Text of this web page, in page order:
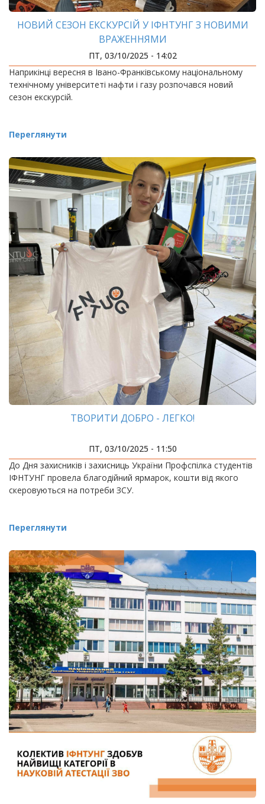
НОВИЙ СЕЗОН ЕКСКУРСІЙ У ІФНТУНГ З НОВИМИ
ВРАЖЕННЯМИ
ПТ, 03/10/2025 - 14:02
Наприкінці вересня в Івано-Франківському національному
технічному університеті нафти і газу розпочався новий
сезон екскурсій.
Переглянути
ТВОРИТИ ДОБРО - ЛЕГКО!
ПТ, 03/10/2025 - 11:50
До Дня захисників і захисниць України Профспілка студентів
ІФНТУНГ провела благодійний ярмарок, кошти від якого
скеровуються на потреби ЗСУ.
Переглянути